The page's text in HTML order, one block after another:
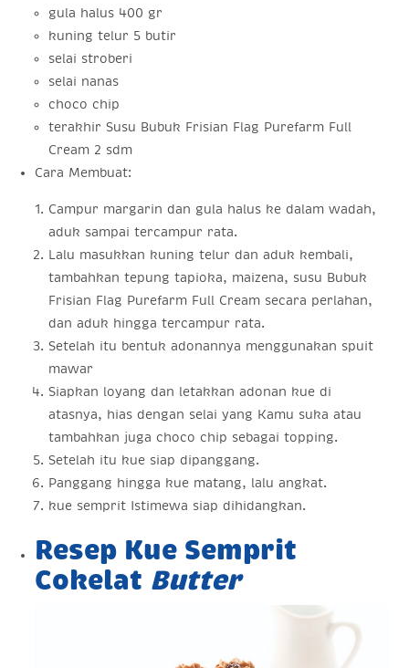
gula halus 400 gr
kuning telur 5 butir
selai stroberi
selai nanas
choco chip
terakhir Susu Bubuk Frisian Flag Purefarm Full
Cream 2 sdm
Cara Membuat:
Campur margarin dan gula halus ke dalam wadah,
aduk sampai tercampur rata.
Lalu masukkan kuning telur dan aduk kembali,
tambahkan tepung tapioka, maizena, susu Bubuk
Frisian Flag Purefarm Full Cream secara perlahan,
dan aduk hingga tercampur rata.
Setelah itu bentuk adonannya menggunakan spuit
mawar
Siapkan loyang dan letakkan adonan kue di
atasnya, hias dengan selai yang Kamu suka atau
tambahkan juga choco chip sebagai topping.
Setelah itu kue siap dipanggang.
Panggang hingga kue matang, lalu angkat.
kue semprit Istimewa siap dihidangkan.
Resep Kue Semprit
Cokelat Butter